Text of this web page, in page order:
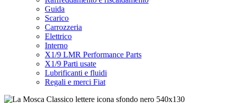
Guida
Scarico
Carrozzeria
Elettrico
Interno
X1/9 LMR Performance Parts
X1/9 Parti usate
Lubrificanti e fluidi
Regali e merci Fiat